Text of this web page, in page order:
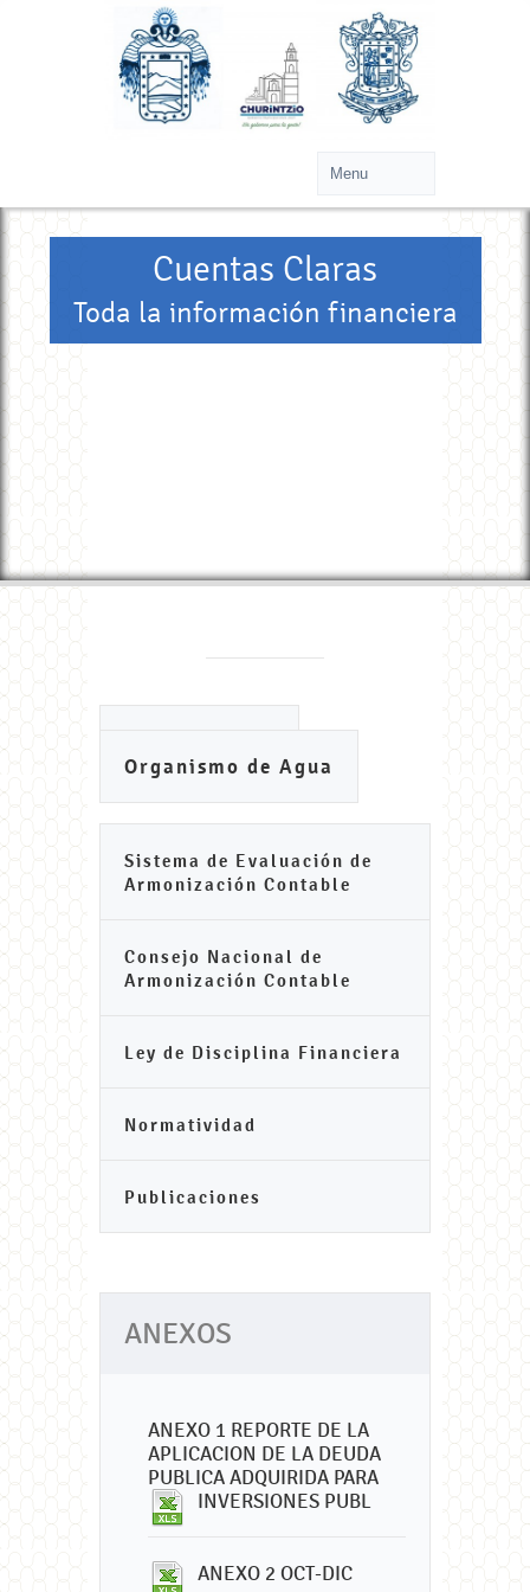
Cuentas Claras
Toda la información financiera
Organismo de Agua
Sistema de Evaluación de
Armonización Contable
Consejo Nacional de
Armonización Contable
Ley de Disciplina Financiera
Normatividad
Publicaciones
ANEXOS
ANEXO 1 REPORTE DE LA
APLICACION DE LA DEUDA
PUBLICA ADQUIRIDA PARA
INVERSIONES PUBL
ANEXO 2 OCT-DIC